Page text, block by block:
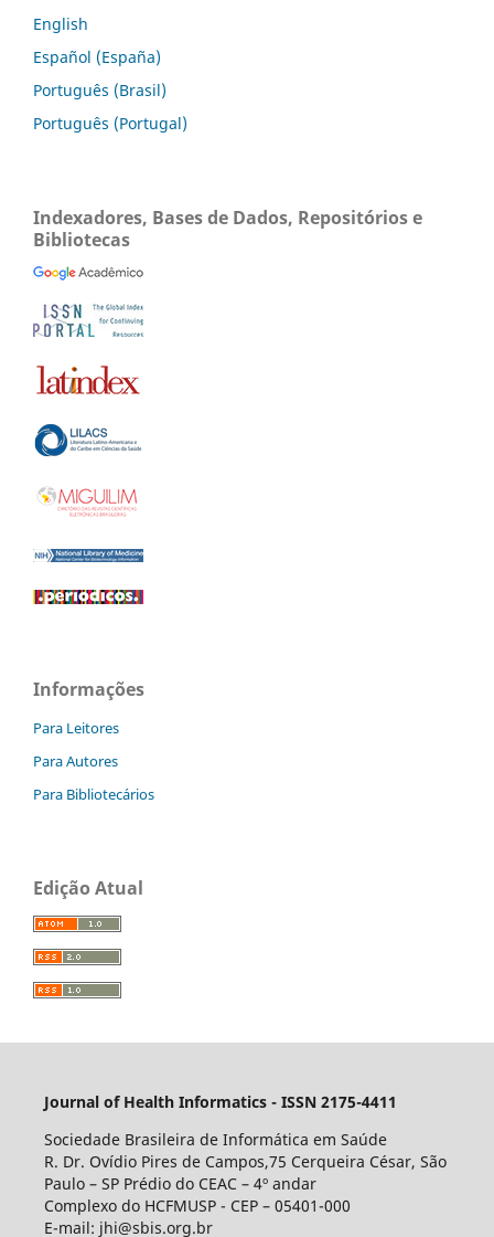
English
Español (España)
Português (Brasil)
Português (Portugal)
Indexadores, Bases de Dados, Repositórios e
Bibliotecas
Informações
Para Leitores
Para Autores
Para Bibliotecários
Edição Atual
Journal of Health Informatics - ISSN 2175-4411
Sociedade Brasileira de Informática em Saúde
R. Dr. Ovídio Pires de Campos,75 Cerqueira César, São
Paulo – SP Prédio do CEAC – 4º andar
Complexo do HCFMUSP - CEP – 05401-000
E-mail: jhi@sbis.org.br